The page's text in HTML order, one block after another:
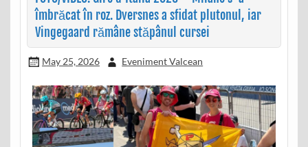
îmbrăcat în roz. Dversnes a sfidat plutonul, iar
Vingegaard rămâne stăpânul cursei
May 25, 2026 Eveniment Valcean